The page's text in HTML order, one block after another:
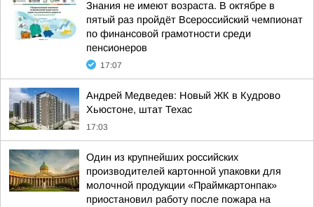
Знания не имеют возраста. В октябре в
пятый раз пройдёт Всероссийский чемпионат
по финансовой грамотности среди
пенсионеров
17:07
Андрей Медведев: Новый ЖК в Кудрово
Хьюстоне, штат Техас
17:03
Один из крупнейших российских
производителей картонной упаковки для
молочной продукции «Праймкартонпак»
приостановил работу после пожара на